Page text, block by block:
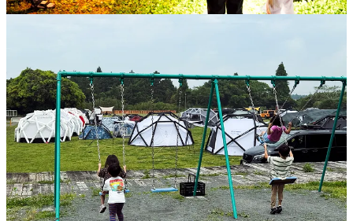
ったラグジュアリーなキャンプスタイルが主流だったのは少
きるカッコいいテントという表面的なイメージで消費されて
いると思ったからです。
都市から遠く離れた自然という制約の中で過ごすからこそ、
普段いかにムダなモノに囲まれているかを実感でき、本当に
必要なモノが見えてきます。ボクは引き続きキャンプでも日
常生活や旅先のように、必要最小限のモノでいかに快適で豊
かに過ごすかを探求しながら、「足るを知る」という禅的な